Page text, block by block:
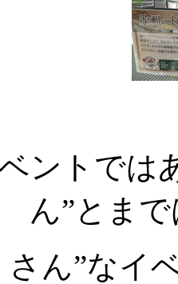
ントで
ん”とま
さん”な